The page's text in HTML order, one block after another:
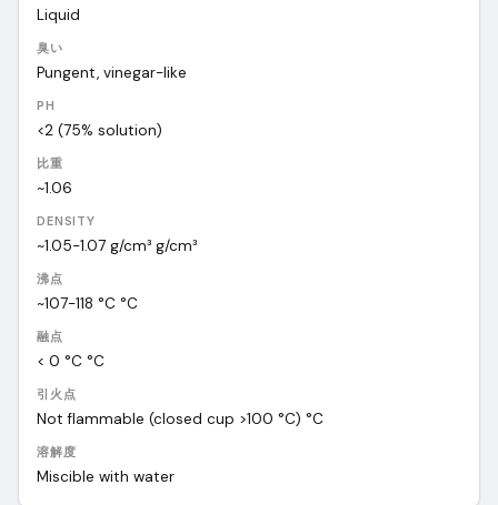
Liquid
臭い
Pungent, vinegar-like
PH
<2 (75% solution)
比重
~1.06
DENSITY
~1.05-1.07 g/cm³ g/cm³
沸点
~107-118 °C °C
融点
< 0 °C °C
引火点
Not flammable (closed cup >100 °C) °C
溶解度
Miscible with water